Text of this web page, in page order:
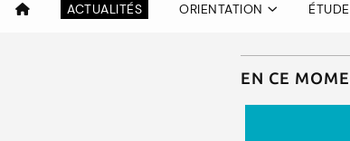
ACTUALITÉS ORIENTATION
EN CE